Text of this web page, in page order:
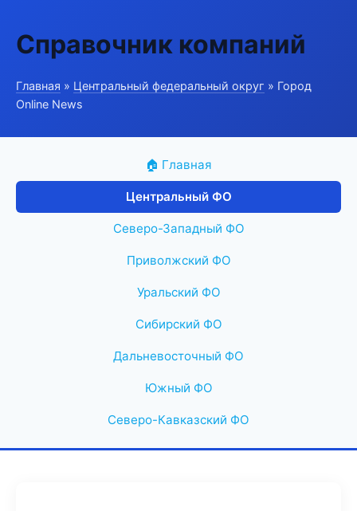
Справочник компаний
Главная » Центральный федеральный округ » Город
Online News
🏠 Главная
Центральный ФО
Северо-Западный ФО
Приволжский ФО
Уральский ФО
Сибирский ФО
Дальневосточный ФО
Южный ФО
Северо-Кавказский ФО